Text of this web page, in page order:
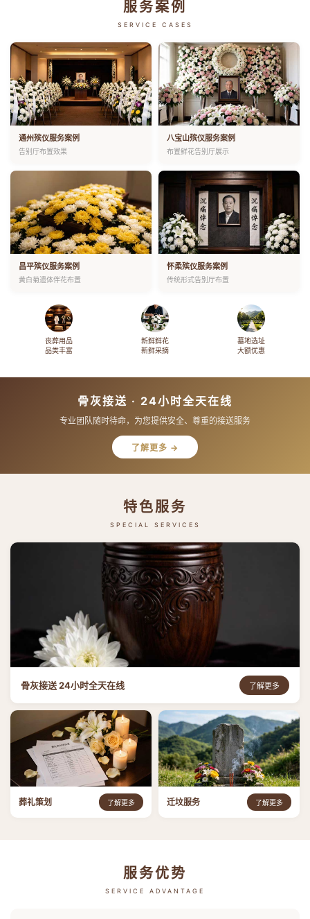
服务案例
SERVICE CASES
通州殡仪服务案例
告别厅布置效果
八宝山殡仪服务案例
布置鲜花告别厅展示
昌平殡仪服务案例
黄白菊遗体伴花布置
怀柔殡仪服务案例
传统形式告别厅布置
丧葬用品
品类丰富
新鲜鲜花
新鲜采摘
墓地选址
大额优惠
骨灰接送 · 24小时全天在线
专业团队随时待命，为您提供安全、尊重的接送服务
了解更多 →
特色服务
SPECIAL SERVICES
骨灰接送 24小时全天在线 了解更多
葬礼策划 了解更多 迁坟服务 了解更多
服务优势
SERVICE ADVANTAGE